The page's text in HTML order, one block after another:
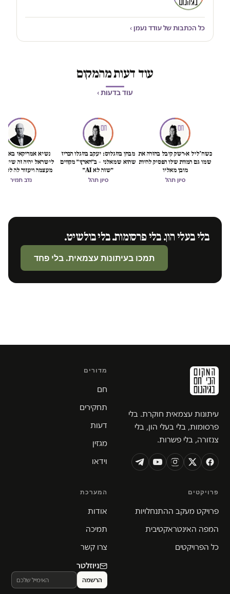
כל הכתבות של עודד נעמן ›
עוד דעות מהמקום
עוד בדעות ›
כשח'ליל א-רשק קיבל בחזרה את
שמו גם המוות שלו הפסיק להיות
מובן מאליו
סיון תהל
מבחן בוזגלוס: יעקב בוזגלו הכריז
שהוא שמאלני – ב״הארץ״ מקווים
״שזה לא AI״
סיון תהל
נשיא אמריקאי באמת
לישראל יהיה זה
מעצמה ויעזור לה
הכיבוש
נדב תמיר
בלי בעלי הון. בלי פרסומות. בלי בולשיט.
תמכו בעיתונות עצמאית. בלי פחד
עיתונות עצמאית חוקרת. בלי
פרסומות, בלי בעלי הון, בלי
צנזורה, בלי פשרות.
מדורים
חם
תחקירים
דעות
מגזין
וידאו
פרויקטים
פרויקט מעקב ההתנחלויות
המפה האינטראקטיבית
כל הפרויקטים
המערכת
אודות
תמיכה
צרו קשר
ניוזלטר